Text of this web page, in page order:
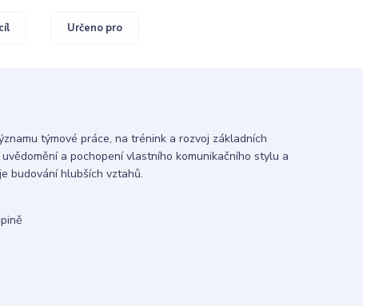
Určeno pro
týmové práce, na trénink a rozvoj základních
a pochopení vlastního komunikačního stylu a
budování hlubších vztahů.